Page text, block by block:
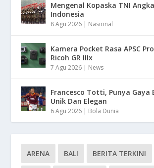
Mengenal Kopaska TNI
Indonesia
8 Agu 2026 | Nasional
Kamera Pocket Rasa APSC
Ricoh GR IIIx
7 Agu 2026 | News
Francesco Totti, Punya Gaya
Unik Dan Elegan
6 Agu 2026 | Bola Dunia
ARENA BALI BERITA TERKINI